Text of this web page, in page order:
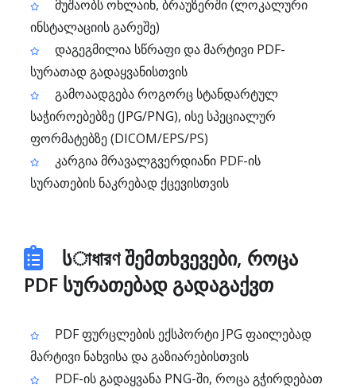
მუშაობს ონლაინ, ბრაუზერში (ლოკალური
ინსტალაციის გარეშე)
დაგეგმილია სწრაფი და მარტივი PDF-
სურათად გადაყვანისთვის
გამოაადგება როგორც სტანდარტულ
საჭიროებებზე (JPG/PNG), ისე სპეციალურ
ფორმატებზე (DICOM/EPS/PS)
კარგია მრავალგვერდიანი PDF-ის
სურათების ნაკრებად ქცევისთვის
სাধারণ შემთხვევები, როცა
PDF სურათებად გადაგაქვთ
PDF ფურცლების ექსპორტი JPG ფაილებად
მარტივი ნახვისა და გაზიარებისთვის
PDF-ის გადაყვანა PNG-ში, როცა გჭირდებათ